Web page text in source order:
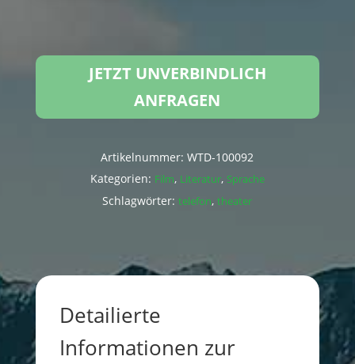
JETZT UNVERBINDLICH
ANFRAGEN
Artikelnummer:WTD-100092
Kategorien: Film, Literatur, Sprache
Schlagwörter:telefon,theater
Detailierte
Informationen zur